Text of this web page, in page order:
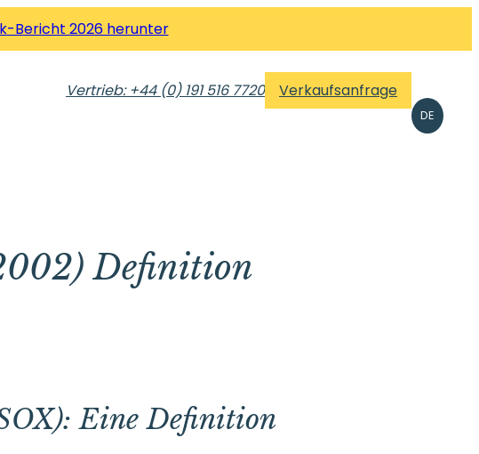
Bericht 2026 herunter
Vertrieb: +44 (0) 191 516 7720 Verkaufsanfrage
DE
Definition
Eine Definition